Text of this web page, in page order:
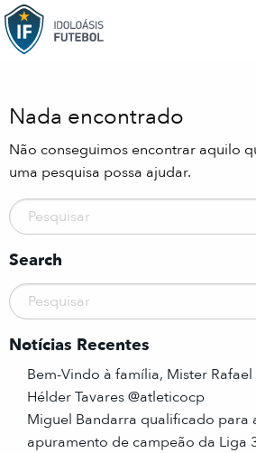
Nada encontrado
Não conseguimos encontrar aquilo
uma pesquisa possa ajudar.
Search
Notícias Recentes
Bem-Vindo à família, Mister Rafael
Hélder Tavares @atleticocp
Miguel Bandarra qualificado para
apuramento de campeão da Liga